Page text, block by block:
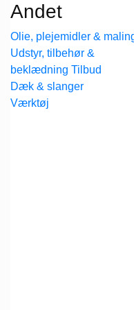
Andet
Olie, plejemidler &
Udstyr, tilbehør &
beklædning
Dæk & slanger
Værktøj